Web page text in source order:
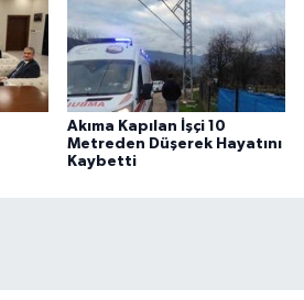
Akıma Kapılan İşçi 10
Metreden Düşerek Hayatını
Kaybetti